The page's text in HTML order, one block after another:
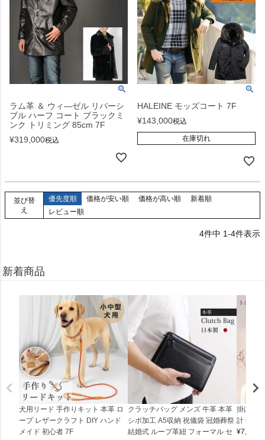
ラム革 ＆ ウィ―ゼル リバーシ
ブル ハーフ コート ブラックミ
ンク トリミング 85cm 7F
¥319,000税込
HALEINE モッズコート 7F
¥143,000税込
在庫切れ
並び替
え
優先度順 価格が安い順 価格が高い順
新着順
レビュー順
4件中 1-4件表示
新着商品
犬用リード 手作りキット 本革 ロ
ープ レザークラフト DIY ハンド
メイド 初心者 7F
クラッチバッグ メンズ 牛革 本革
シボ加工 A5収納 祝儀袋 冠婚葬祭
結婚式 ループ革紐 フォーマル セ
掛け時
計
¥7,150